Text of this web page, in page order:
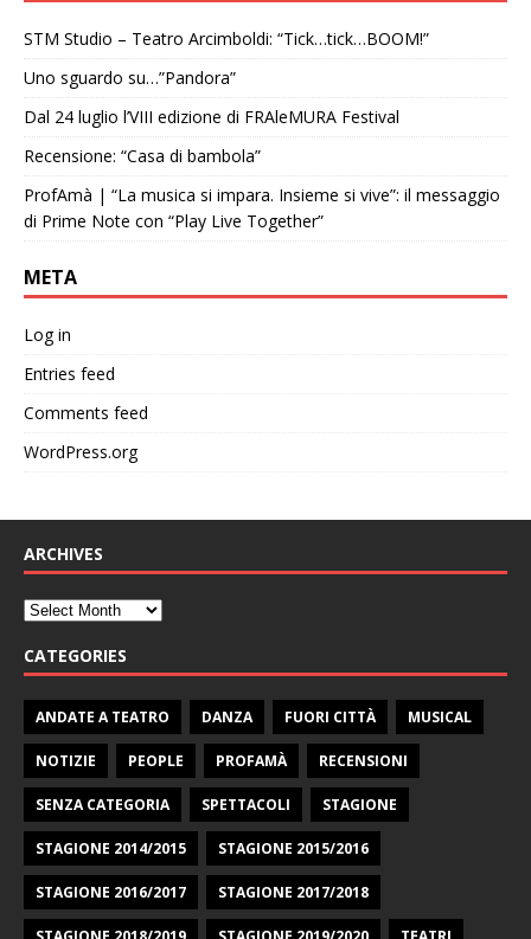
STM Studio – Teatro Arcimboldi: “Tick…tick…BOOM!”
Uno sguardo su…”Pandora”
Dal 24 luglio l’VIII edizione di FRAleMURA Festival
Recensione: “Casa di bambola”
ProfAmà | “La musica si impara. Insieme si vive”: il messaggio
di Prime Note con “Play Live Together”
META
Log in
Entries feed
Comments feed
WordPress.org
ARCHIVES
CATEGORIES
ANDATE A TEATRO DANZA FUORI CITTÀ MUSICAL
NOTIZIE PEOPLE PROFAMÀ RECENSIONI
SENZA CATEGORIA SPETTACOLI STAGIONE
STAGIONE 2014/2015 STAGIONE 2015/2016
STAGIONE 2016/2017 STAGIONE 2017/2018